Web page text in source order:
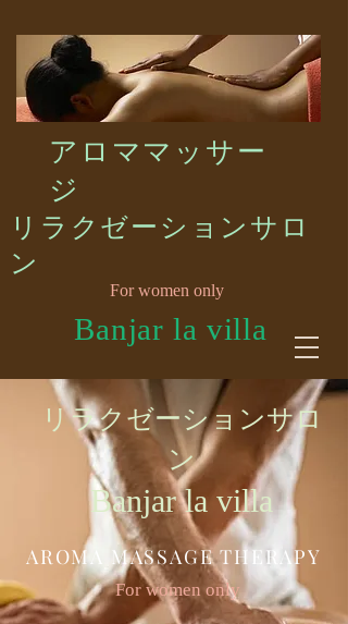
リラクゼーションサロ
ン
Banjar la villa
AROMA MASSAGE THERAPY
For women only
リラクゼーションサロ
ン
Banjar la villa
​アロママッサー
ジ
For women only